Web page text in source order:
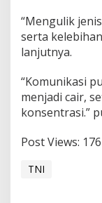
a
k
,
n
r
e
a
“Mengulik
serta
lanjutnya.
“Komunikasi
menjadi cair,
konsentrasi.”
Post Views: 176
TNI